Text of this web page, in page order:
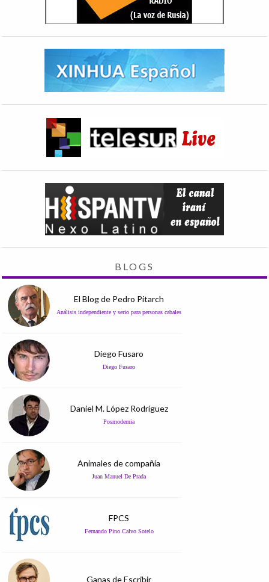
BLOGS
El Blog de Pedro Pitarch
Análisis independiente y serio para personas cabales
Diego Fusaro
Diego Fusaro
Daniel M. López Rodríguez
Posmodernia
Animales de compañía
Juan Manuel De Prada
FPCS
Fernando Pino Calvo Sotelo
Ganas de Escribir